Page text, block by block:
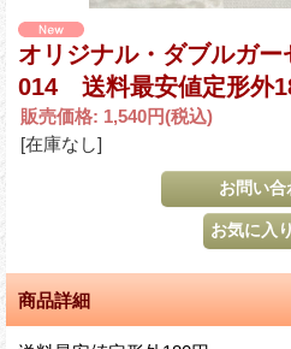
オリジナル・ダブルガー
014 送料最安値定形外
販売価格: 1,540円(税込)
[在庫なし]
商品詳細